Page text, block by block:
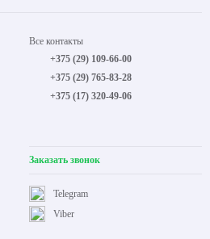
Все контакты
+375 (29) 109-66-00
+375 (29) 765-83-28
+375 (17) 320-49-06
Заказать звонок
Viber
Telegram